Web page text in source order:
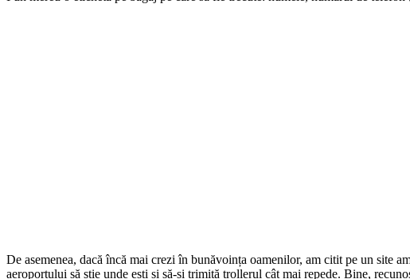
De asemenea, dacă încă mai crezi în bunăvoința oamenilor, am citit pe un site
aeroportului să știe unde ești și să-și trimită trollerul cât mai repede. Bine,